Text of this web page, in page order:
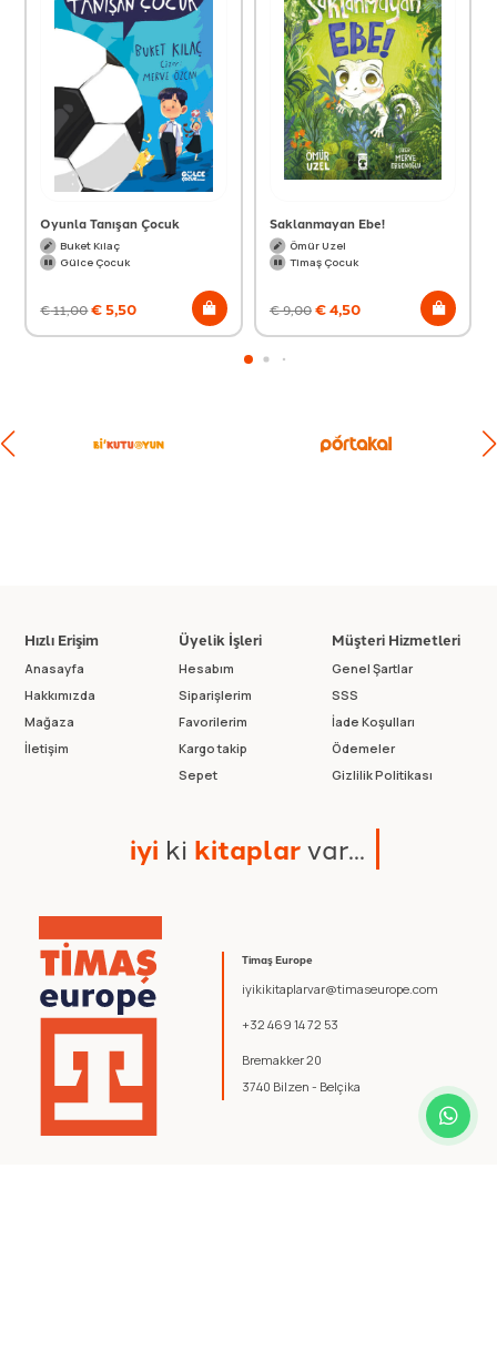
Oyunla Tanışan Çocuk
Buket Kılaç
Gülce Çocuk
€11,00€ 5,50
Saklanmayan Ebe!
Ömür Uzel
Timaş Çocuk
€9,00€4,50
Timaş Europe
iyikikitaplarvar@timaseurope.com
+32 469 14 72 53
Bremakker 20
3740 Bilzen - Belçika
Hızlı Erişim
Anasayfa
Hakkımızda
Mağaza
İletişim
Üyelik İşleri
Hesabım
Siparişlerim
Favorilerim
Kargo takip
Sepet
Müşteri Hizmetleri
Genel Şartlar
SSS
İade Koşulları
Ödemeler
Gizlilik Politikası
iyi ki kitaplarvar...